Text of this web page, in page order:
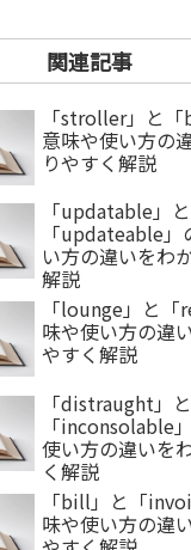
関連記事
「stroller」と
意味や使い方の
りやすく解説
「updatable」と
「updateable
い方の違いをわ
解説
「lounge」と「
味や使い方の違
やすく解説
「distraught」と
「inconsolable
使い方の違いを
く解説
「bill」と「
味や使い方の違